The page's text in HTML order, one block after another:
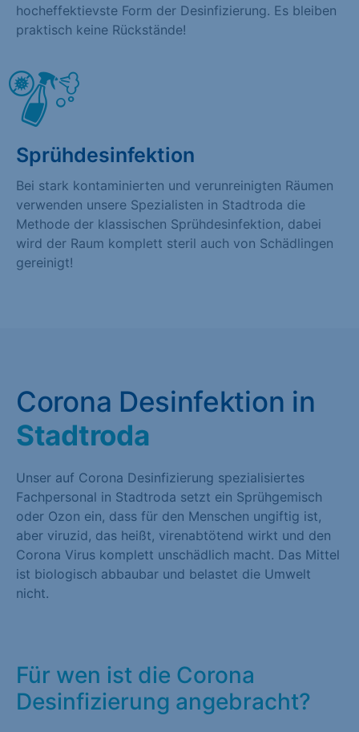
hocheffektievste Form der Desinfizierung. Es bleiben
praktisch keine Rückstände!
Sprühdesinfektion
Bei stark kontaminierten und verunreinigten Räumen
verwenden unsere Spezialisten in Stadtroda die
Methode der klassischen Sprühdesinfektion, dabei
wird der Raum komplett steril auch von Schädlingen
gereinigt!
Corona Desinfektion in
Stadtroda
Unser auf Corona Desinfizierung spezialisiertes
Fachpersonal in Stadtroda setzt ein Sprühgemisch
oder Ozon ein, dass für den Menschen ungiftig ist,
aber viruzid, das heißt, virenabtötend wirkt und den
Corona Virus komplett unschädlich macht. Das Mittel
ist biologisch abbaubar und belastet die Umwelt
nicht.
Für wen ist die Corona
Desinfizierung angebracht?